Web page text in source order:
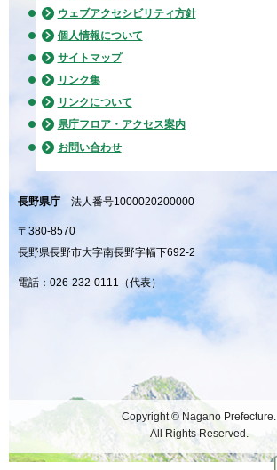
ウェブアクセシビリティ方針
個人情報について
サイトマップ
リンク集
リンクについて
県庁フロア・アクセス案内
お問い合わせ
長野県庁 法人番号1000020200000
〒380-8570
長野県長野市大字南長野字幅下692-2
電話：026-232-0111（代表）
Copyright © Nagano Prefecture.
All Rights Reserved.